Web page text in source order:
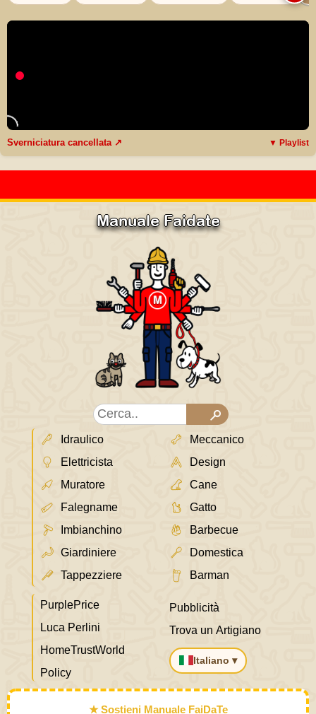
Sverniciatura cancellata ↗ ▼ Playlist
Manuale Faidate
Idraulico
Elettricista
Muratore
Falegname
Imbianchino
Giardiniere
Tappezziere
Meccanico
Design
Cane
Gatto
Barbecue
Domestica
Barman
PurplePrice
Luca Perlini
HomeTrustWorld
Policy
Pubblicità
Trova un Artigiano
Italiano ▾
★ Sostieni Manuale FaiDaTe